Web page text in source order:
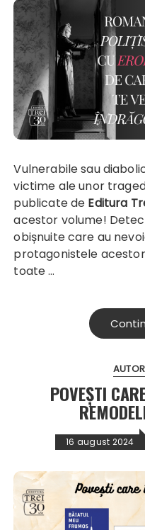
Vulnerabile sau diabolice, răzbunătoare sau
victime ale unor
publicate de Editura
acestor volume!
obișnuite care au
protagonistele
toate …
POVEȘTI
16 august 2024